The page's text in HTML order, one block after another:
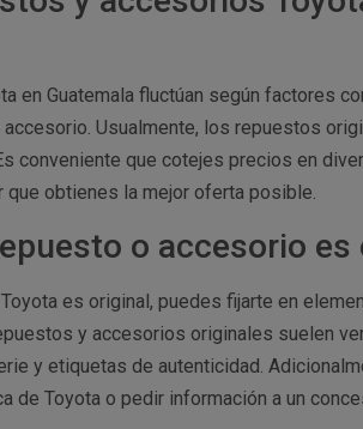
en Guatemala fluctúan según factores
Usualmente, los repuestos
conveniente que cotejes precios en
que obtienes la mejor oferta posible.
o accesorio es
es original, puedes fijarte en
y accesorios originales suelen
y etiquetas de autenticidad.
de Toyota o pedir información a un